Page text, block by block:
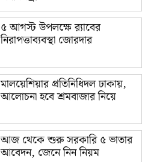
৫ আগস্ট উপলক্ষে র‌্যাবের
নিরাপত্তাব্যবস্থা জোরদার
মালয়েশিয়ার প্রতিনিধিদল ঢাকায়,
আলোচনা হবে শ্রমবাজার নিয়ে
আজ থেকে শুরু সরকারি ৫ ভাতার
আবেদন, জেনে নিন নিয়ম